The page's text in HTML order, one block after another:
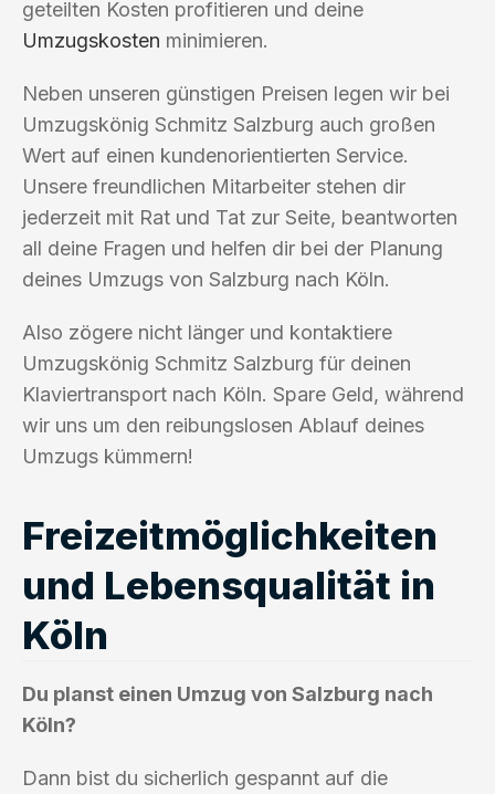
geteilten Kosten profitieren und deine
Umzugskosten minimieren.
Neben unseren günstigen Preisen legen wir bei
Umzugskönig Schmitz Salzburg auch großen
Wert auf einen kundenorientierten Service.
Unsere freundlichen Mitarbeiter stehen dir
jederzeit mit Rat und Tat zur Seite, beantworten
all deine Fragen und helfen dir bei der Planung
deines Umzugs von Salzburg nach Köln.
Also zögere nicht länger und kontaktiere
Umzugskönig Schmitz Salzburg für deinen
Klaviertransport nach Köln. Spare Geld, während
wir uns um den reibungslosen Ablauf deines
Umzugs kümmern!
Freizeitmöglichkeiten
und Lebensqualität in
Köln
Du planst einen Umzug von Salzburg nach
Köln?
Dann bist du sicherlich gespannt auf die